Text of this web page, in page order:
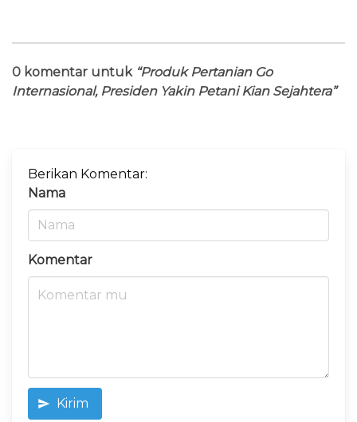
0 komentar untuk “Produk Pertanian Go
Internasional, Presiden Yakin Petani Kian Sejahtera”
Berikan Komentar:
Nama
Komentar
Kirim